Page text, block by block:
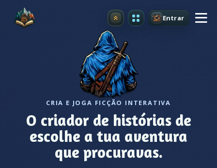
Atualizar Entrar
CRIA E JOGA FICÇÃO INTERATIVA
O criador de histórias de
escolhe a tua aventura
que procuravas.